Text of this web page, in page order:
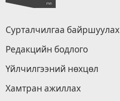
Сурталчилгаа байршуулах
Редакцийн бодлого
Үйлчилгээний нөхцөл
Хамтран ажиллах